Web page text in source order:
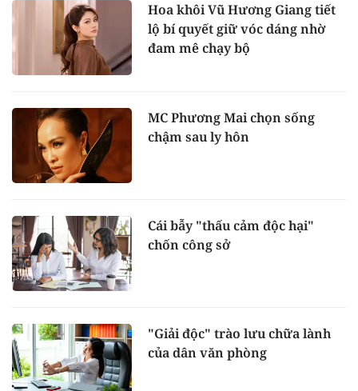
Hoa khôi Vũ Hương Giang tiết
lộ bí quyết giữ vóc dáng nhờ
đam mê chạy bộ
MC Phương Mai chọn sống
chậm sau ly hôn
Cái bẫy "thấu cảm độc hại"
chốn công sở
"Giải độc" trào lưu chữa lành
của dân văn phòng